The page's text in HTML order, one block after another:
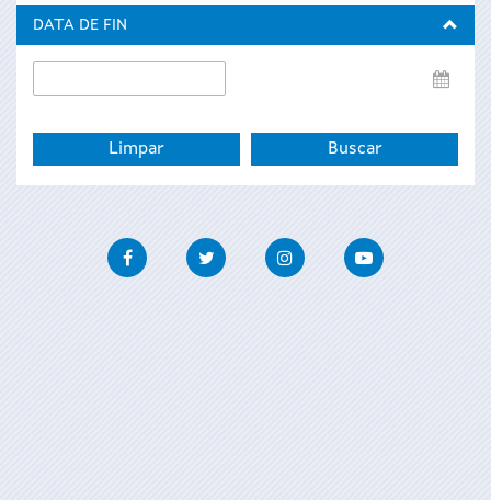
DATA DE FIN
de
FacebookTwitter InstagramYoutube